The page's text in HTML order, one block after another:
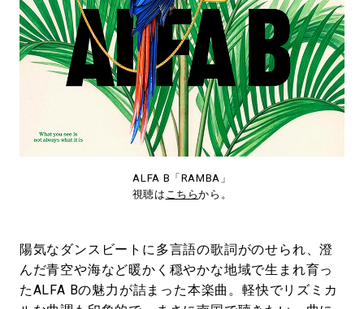
ALFA B「RAMBA」
視聴は こちらから。
陽気なダンスビートに多言語の歌詞がのせられ、澄
んだ青空や海など暖かく穏やかな地域で生まれ育っ
たALFA Bの魅力が詰まった本楽曲。軽快でリズミカ